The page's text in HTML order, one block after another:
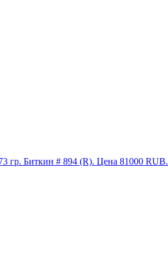
Биткин # 894 (R). Цена 81000 RUB.